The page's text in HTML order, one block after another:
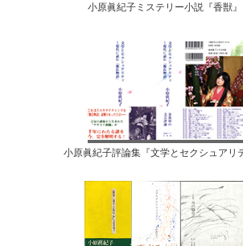
小原眞紀子ミステリー小説『香獣』
小原眞紀子評論集『文学とセクシュアリ